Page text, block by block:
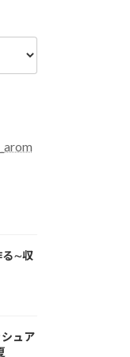
る∼収
ュア